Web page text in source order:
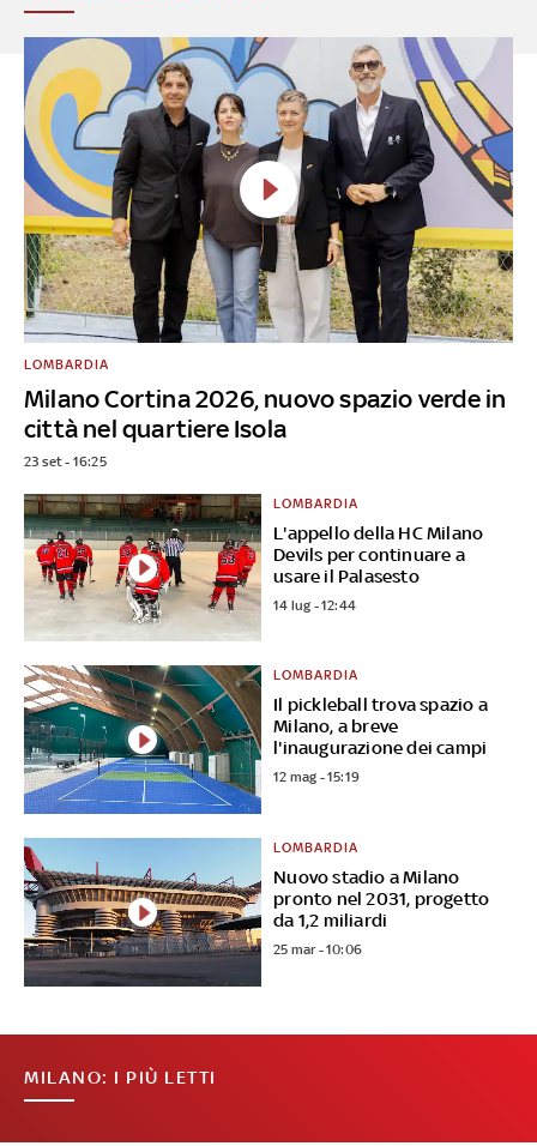
Milano Cortina 2026, nuovo spazio verde in
città nel quartiere Isola
LOMBARDIA
23 set - 16:25
L'appello della HC Milano
Devils per continuare a
usare il Palasesto
LOMBARDIA
14 lug - 12:44
Il pickleball trova spazio a
Milano, a breve
l'inaugurazione dei campi
LOMBARDIA
12 mag - 15:19
Nuovo stadio a Milano
pronto nel 2031, progetto
da 1,2 miliardi
LOMBARDIA
25 mar - 10:06
MILANO: I PIÙ LETTI